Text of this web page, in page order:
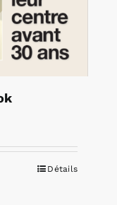
Détails